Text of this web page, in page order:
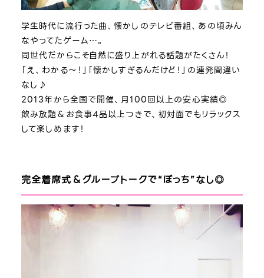
学生時代に流行った曲、懐かしのテレビ番組、あの頃みん
なやってたゲーム…。
同世代だからこそ自然に盛り上がれる話題がたくさん！
「え、わかる～！」「懐かしすぎるんだけど！」の連発間違い
なし♪
2013年から全国で開催、月100回以上の安心実績◎
飲み放題＆お食事4品以上つきで、初対面でもリラックス
して楽しめます！
完全着席式＆グループトークで“ぼっち”なし◎